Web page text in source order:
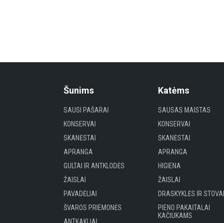
Šunims
SAUSI PAŠARAI
KONSERVAI
SKANĖSTAI
APRANGA
GULTAI IR ANTKLODĖS
ŽAISLAI
PAVADĖLIAI
ŠVAROS PRIEMONĖS
Katėms
SAUSAS MAISTAS
KONSERVAI
SKANĖSTAI
APRANGA
HIGIENA
ŽAISLAI
DRASKYKLĖS IR STOVAI
PIENO PAKAITALAI
KAČIUKAMS